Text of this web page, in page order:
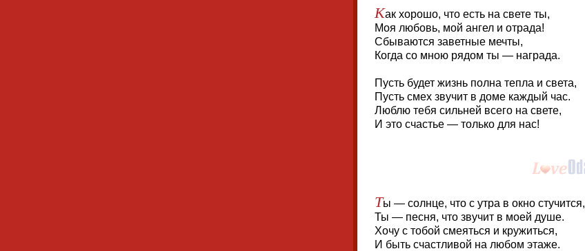
Как хорошо, что есть на свете ты,
Моя любовь, мой ангел и отрада!
Сбываются заветные мечты,
Когда со мною рядом ты — награда.
Пусть будет жизнь полна тепла и света,
Пусть смех звучит в доме каждый час.
Люблю тебя сильней всего на свете,
И это счастье — только для нас!
Ты — солнце, что с утра в окно стучится,
Ты — песня, что звучит в моей душе.
Хочу с тобой смеяться и кружиться,
И быть счастливой на любом этаже.